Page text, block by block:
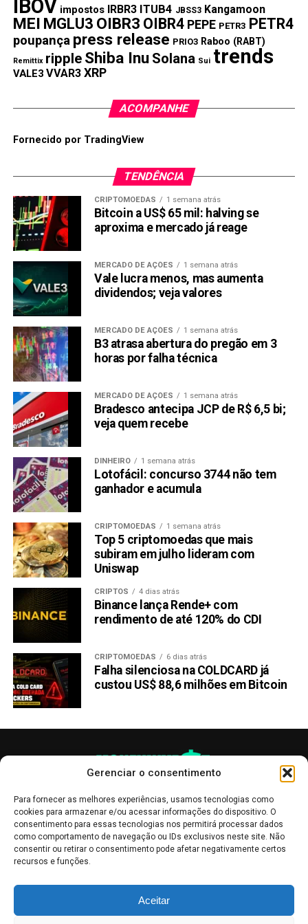
Gerenciar o consentimento
Para fornecer as melhores experiências, usamos tecnologias como
cookies para armazenar e/ou acessar informações do dispositivo. O
consentimento para essas tecnologias nos permitirá processar dados
como comportamento de navegação ou IDs exclusivos neste site. Não
consentir ou retirar o consentimento pode afetar negativamente certos
recursos e funções.
Aceitar
Especialistas em criptomoedas apontam o endurecimento
regulatório do Banco Central como fator central. As
exigências elevadas de capital social e as restrições ao
mercado de criptoativos tornaram a operação
progressivamente mais cara — e, para algumas
A NovaDAX, contudo, não confirmou essa leitura. Preferiu
o silêncio corporativo.
Não é a primeira vez que uma plataforma deixa o Brasil
sem explicar direito o motivo. Provavelmente não será a
última.
O que fazer se você tem
recursos na NovaDAX
A prioridade é clara: sacar antes de 30 de agosto.
Criptoativos convertidos à força para reais em setembro
expõem o usuário ao câmbio no momento da conversão —
sem controle sobre preço ou timing.
Quem ainda pretende vender antes disso precisa agir até
dessa data, o saque direto do ativo é a única saída
disponível.
A empresa afirmou que o cronograma se estende até
setembro de 2026. O que não disse é que, para quem tem
cripto na plataforma, o prazo relevante começa agora.
Compartilhar:
Copy
Link
WhatsApp
Twitter
Facebook
Reddit
Email
PRÓXIMA:
Hamster Kombat: criptomoeda dada como morta
NÃO PERCA:
BlackRock transfere 14.000 Ethereum para a
Coinbase; venda iminente?
IBOV impostos IRBR3 ITUB4 JBSS3 Kangamoon
MEI MGLU3 OIBR3 OIBR4 PEPE PETR3 PETR4
poupança press release PRIO3 Raboo (RABT)
Remittix ripple Shiba Inu Solana Sui trends
VALE3 VVAR3 XRP
ACOMPANHE
Fornecido por TradingView
TENDÊNCIA
CRIPTOMOEDAS 1 semana atrás
Bitcoin a US$ 65 mil: halving se
aproxima e mercado já reage
MERCADO DE AÇÕES 1 semana atrás
Vale lucra menos, mas aumenta
dividendos; veja valores
MERCADO DE AÇÕES 1 semana atrás
B3 atrasa abertura do pregão em 3
horas por falha técnica
MERCADO DE AÇÕES 1 semana atrás
Bradesco antecipa JCP de R$ 6,5 bi;
veja quem recebe
DINHEIRO 1 semana atrás
Lotofácil: concurso 3744 não tem
ganhador e acumula
CRIPTOMOEDAS 1 semana atrás
Top 5 criptomoedas que mais
subiram em julho lideram com
Uniswap
CRIPTOS 4 dias atrás
Binance lança Rende+ com
rendimento de até 120% do CDI
CRIPTOMOEDAS 6 dias atrás
Falha silenciosa na COLDCARD já
custou US$ 88,6 milhões em Bitcoin
informativo, servindo como boletins de divulgação, e não devem ser
interpretadas como recomendações de investimento.Leia mais